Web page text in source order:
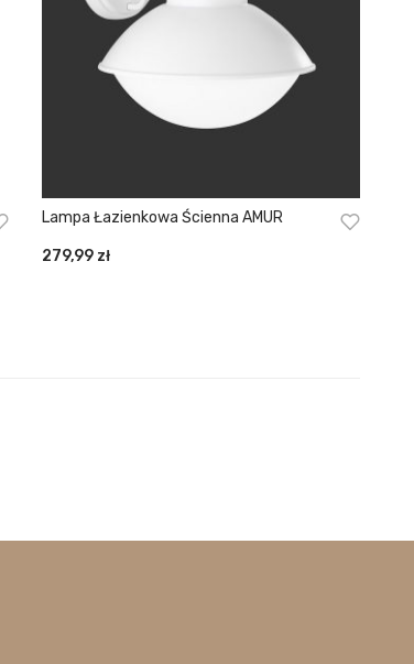
Lampa Łazienkowa Ścienna AMUR
279,99 zł